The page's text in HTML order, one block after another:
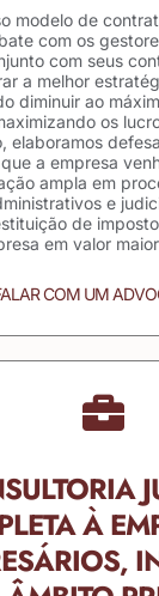
modelo de
com os
com seus
a melhor
diminuir ao
os
elaboramos
a empresa
ampla em
e
de
em valor
COM UM
À